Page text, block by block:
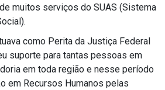
muitos serviços do SUAS (Sistema
como Perita da Justiça Federal
suporte para tantas pessoas em
em toda região e nesse período
em Recursos Humanos pelas